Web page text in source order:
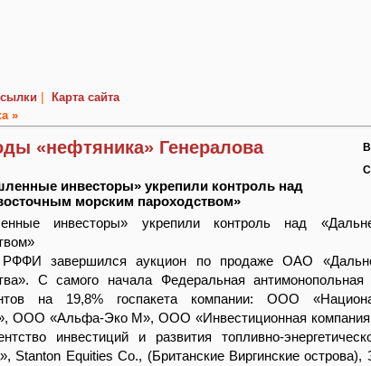
|
Карта сайта
»
«нефтяника» Генералова
инвесторы» укрепили контроль над
морским пароходством»
инвесторы» укрепили контроль над
завершился аукцион по продаже ОАО
С самого начала Федеральная
на 19,8% госпакета компании: ООО
ООО «Альфа-Эко М», ООО «Инвестиционная
инвестиций и развития топливно-
Stanton Equities Co., (Британские Виргинские